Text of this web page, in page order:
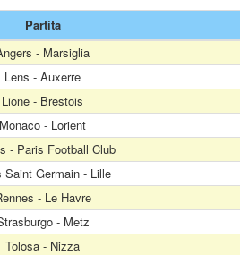
Partita
- Marsiglia
Lens - Auxerre
Lione - Brestois
Monaco - Lorient
- Paris Football Club
Saint Germain - Lille
- Le Havre
- Metz
Tolosa - Nizza